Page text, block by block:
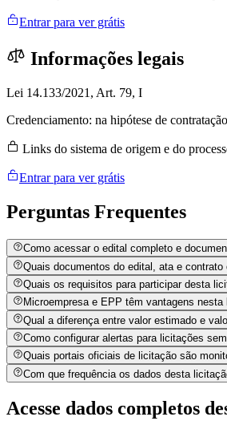
Entrar para ver grátis
Informações legais
Lei 14.133/2021, Art. 79, I
Credenciamento: na hipótese de
Links do sistema de origem e do
Entrar para ver grátis
Perguntas Frequentes
Como acessar o edital completo e
Quais documentos do edital, ata e
Quais os requisitos para participar desta
Microempresa e EPP têm vantagens nesta
Qual a diferença entre valor estimado e
Como configurar alertas para licitações
Quais portais oficiais de licitação são
Com que frequência os dados desta
Acesse dados completos